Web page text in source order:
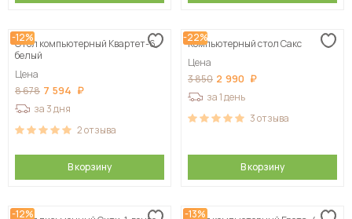
-12%
Стол компьютерный Квартет-6,
белый
Цена
8 678 7 594
за 3 дня
2отзыва
В корзину
-22%
Компьютерный стол Сакс
Цена
3 850 2 990
за 1 день
3отзыва
В корзину
-12% -13%